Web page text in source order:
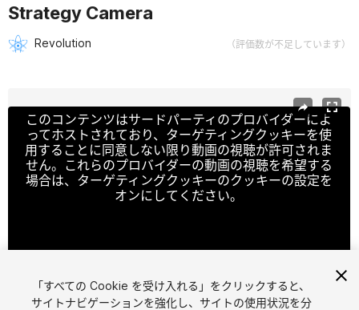
Strategy Camera
Revolution （評価数が不足しています）
このコンテンツはサードパーティのプロバイダーによ
ってホストされており、ターゲティングクッキーを使
用することに同意しない限り動画の視聴が許可されま
せん。これらのプロバイダーの動画の視聴を希望する
場合は、ターゲティングクッキーのクッキーの設定を
オンにしてください。
1 /6
「すべての Cookie を受け入れる」をクリックすると、
サイトナビゲーションを強化し、サイトの使用状況を分